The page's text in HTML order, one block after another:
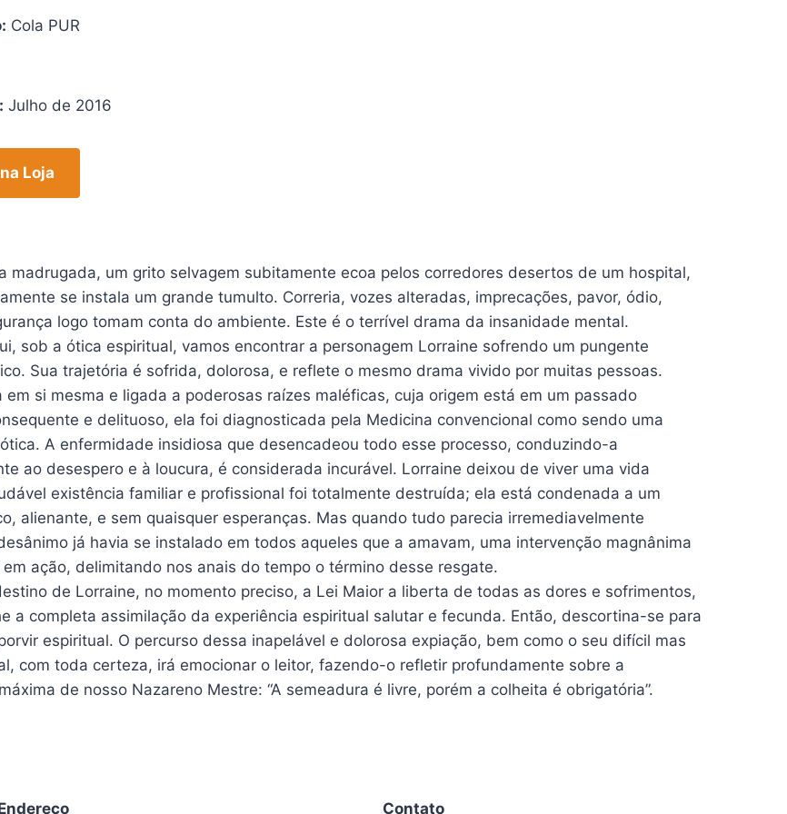
Cola PUR
Julho de 2016
Loja
madrugada, um grito selvagem subitamente ecoa pelos corredores desertos de um hospital,
se instala um grande tumulto. Correria, vozes alteradas, imprecações, pavor, ódio,
logo tomam conta do ambiente. Este é o terrível drama da insanidade mental.
sob a ótica espiritual, vamos encontrar a personagem Lorraine sofrendo um pungente
Sua trajetória é sofrida, dolorosa, e reflete o mesmo drama vivido por muitas pessoas.
em si mesma e ligada a poderosas raízes maléficas, cuja origem está em um passado
e delituoso, ela foi diagnosticada pela Medicina convencional como sendo uma
A enfermidade insidiosa que desencadeou todo esse processo, conduzindo-a
ao desespero e à loucura, é considerada incurável. Lorraine deixou de viver uma vida
existência familiar e profissional foi totalmente destruída; ela está condenada a um
alienante, e sem quaisquer esperanças. Mas quando tudo parecia irremediavelmente
já havia se instalado em todos aqueles que a amavam, uma intervenção magnânima
ação, delimitando nos anais do tempo o término desse resgate.
de Lorraine, no momento preciso, a Lei Maior a liberta de todas as dores e sofrimentos,
a completa assimilação da experiência espiritual salutar e fecunda. Então, descortina-se para
espiritual. O percurso dessa inapelável e dolorosa expiação, bem como o seu difícil mas
com toda certeza, irá emocionar o leitor, fazendo-o refletir profundamente sobre a
de nosso Nazareno Mestre: “A semeadura é livre, porém a colheita é obrigatória”.
Contato